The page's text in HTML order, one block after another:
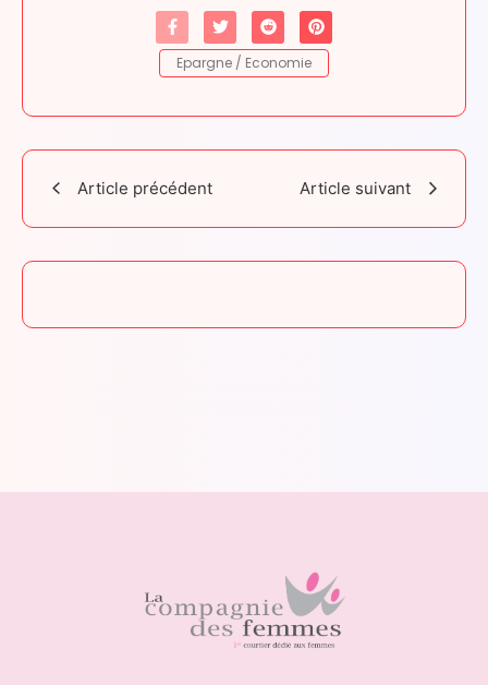
Epargne / Economie
Article précédent Article suivant